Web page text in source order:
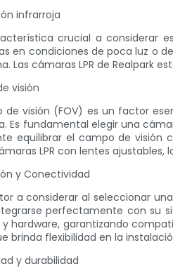
infrarroja
crucial a considerar
en condiciones de poca luz o
Las cámaras LPR de Realpark
visión
de visión (FOV) es un factor
Es fundamental elegir una
equilibrar el campo de visión
LPR con lentes ajustables,
y Conectividad
a considerar al seleccionar
perfectamente con su
hardware, garantizando
brinda flexibilidad en la
y durabilidad